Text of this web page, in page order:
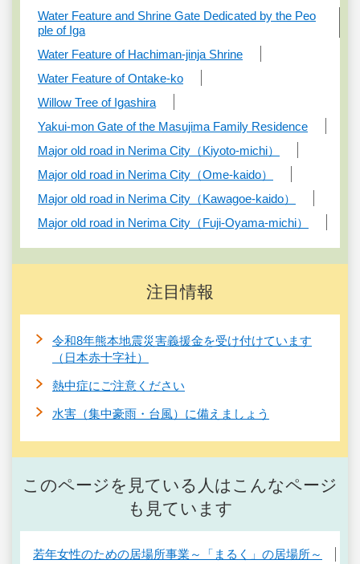
Water Feature and Shrine Gate Dedicated by the Peo
ple of Iga
Water Feature of Hachiman-jinja Shrine
Water Feature of Ontake-ko
Willow Tree of Igashira
Yakui-mon Gate of the Masujima Family Residence
Major old road in Nerima City（Kiyoto-michi）
Major old road in Nerima City（Ome-kaido）
Major old road in Nerima City（Kawagoe-kaido）
Major old road in Nerima City（Fuji-Oyama-michi）
注目情報
令和8年熊本地震災害義援金を受け付けています
（日本赤十字社）
熱中症にご注意ください
水害（集中豪雨・台風）に備えましょう
このページを見ている人はこんなページ
も見ています
若年女性のための居場所事業～「まるく」の居場所～